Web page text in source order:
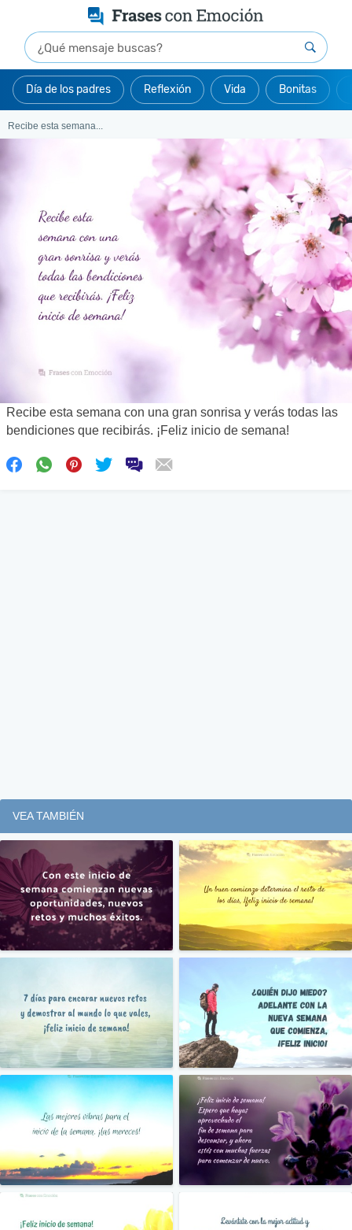
Día de los padres Reflexión Vida Bonitas
Recibe esta semana...
Recibe esta semana con una gran sonrisa y verás todas las
bendiciones que recibirás. ¡Feliz inicio de semana!
VEA TAMBIÉN